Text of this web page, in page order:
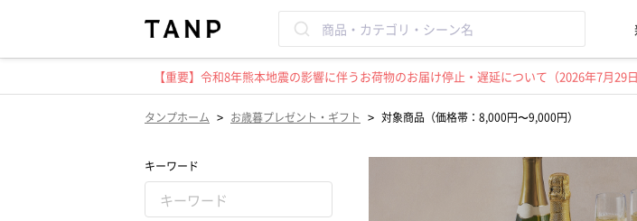
【重要】令和8年熊本地震の影響に伴うお荷物のお届け停止・遅延について（2026年7月29日
タンプホーム > お歳暮プレゼント・ギフト > 対象商品（価格帯：8,000円〜9,000円）
キーワード